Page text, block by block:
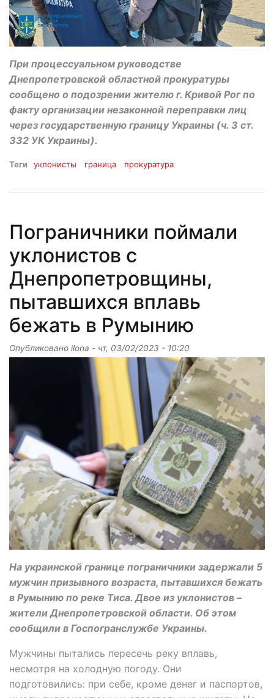
При процессуальном руководстве
Днепропетровской областной прокуратуры
сообщено о подозрении жителю г. Кривой Рог по
факту организации незаконной переправки лиц
через государственную границу Украины (ч. 3 ст.
332 УК Украины).
Теги уклонисты граница прокуратура
Пограничники поймали
уклонистов с
Днепропетровщины,
пытавшихся вплавь
бежать в Румынию
Опубликовано ilona - чт, 03/02/2023 - 10:20
На украинской границе пограничники задержали 5
мужчин призывного возраста, пытавшихся бежать
в Румынию по реке Тиса. Двое из уклонистов –
жители Днепропетровской области. Об этом
сообщили в Госпогранслужбе Украины.
Мужчины пытались пересечь реку вплавь,
несмотря на холодную погоду. Они
подготовились: при себе, кроме денег и паспортов,